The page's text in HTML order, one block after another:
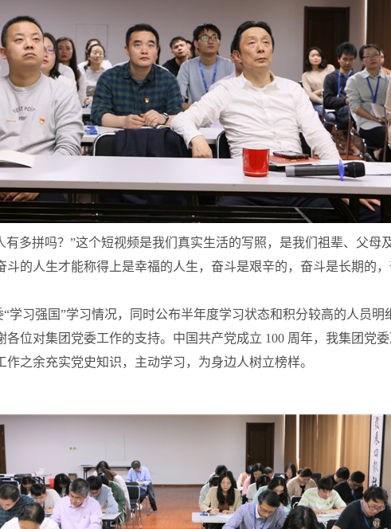
多拼吗？”这个短视频是我们真实生活的写照，是我们祖辈、父母
的人生才能称得上是幸福的人生，奋斗是艰辛的，奋斗是长期的
习强国”学习情况，同时公布半年度学习状态和积分较高的人员明
位对集团党委工作的支持。中国共产党成立 100 周年，我集团党
之余充实党史知识，主动学习，为身边人树立榜样。